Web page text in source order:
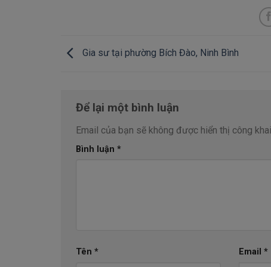
Gia sư tại phường Bích Đào, Ninh Bình
Để lại một bình luận
Email của bạn sẽ không được hiển thị công khai.
Bình luận *
Tên * Email*